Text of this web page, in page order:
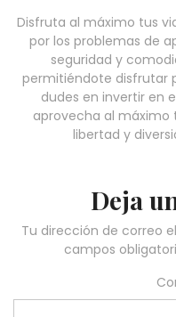
Disfruta al máximo tus
por los problemas de
seguridad y
permitiéndote disfrutar
dudes en invertir en
aprovecha al máximo
libertad y
Deja
Tu dirección de correo
campos